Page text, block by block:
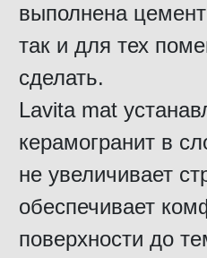
выполнена
так и для тех
сделать.
Lavita mat
керамогранит в
не увеличивает
обеспечивает
поверхности до